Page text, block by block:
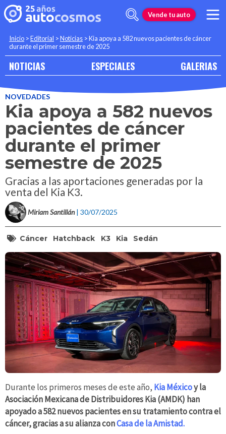
Vende tu auto
Inicio >Editorial >Noticias >Kia apoya a 582 nuevos pacientes de cáncer
durante el primer semestre de 2025
NOTICIAS ESPECIALES GALERIAS
NOVEDADES
Kia apoya a 582 nuevos
pacientes de cáncer
durante el primer
semestre de 2025
Gracias a las aportaciones generadas por la
venta del Kia K3.
Miriam Santillán | 30/07/2025
Cáncer Hatchback K3 Kia Sedán
Durante los primeros meses de este año, Kia Méxicoy la
Asociación Mexicana de Distribuidores Kia (AMDK) han
apoyado a 582 nuevos pacientes en su tratamiento contra el
cáncer, gracias a su alianza conCasa de la Amistad.